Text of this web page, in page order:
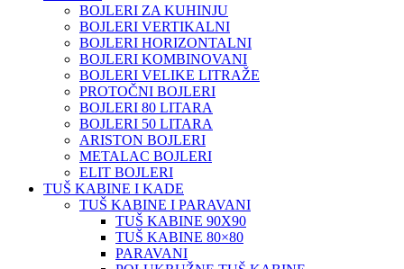
BOJLERI ZA KUHINJU
BOJLERI VERTIKALNI
BOJLERI HORIZONTALNI
BOJLERI KOMBINOVANI
BOJLERI VELIKE LITRAŽE
PROTOČNI BOJLERI
BOJLERI 80 LITARA
BOJLERI 50 LITARA
ARISTON BOJLERI
METALAC BOJLERI
ELIT BOJLERI
TUŠ KABINE I KADE
TUŠ KABINE I PARAVANI
TUŠ KABINE 90X90
TUŠ KABINE 80×80
PARAVANI